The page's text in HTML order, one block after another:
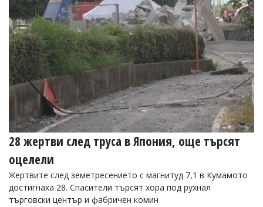
УКРАЙНА
СПОРТ
РАЗСЛЕДВАНЕ
БИЗНЕС
ЮГ
Управители:
Веселин
Василев,
email:
v.vasilev@flagman.bg
Катя
Касабова,
еmail:k.kassabova@flagman.bg
Главен
28 жертви след труса в Япония, още търсят
оцелели
Жертвите след земетресението с магнитуд 7,1 в Кумамото
достигнаха 28. Спасители търсят хора под рухнал
търговски център и фабричен комин